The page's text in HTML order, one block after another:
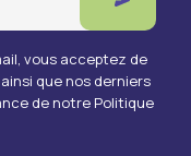
vous acceptez de
que nos derniers
de notre Politique